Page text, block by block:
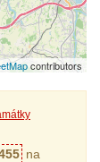
contributors
na